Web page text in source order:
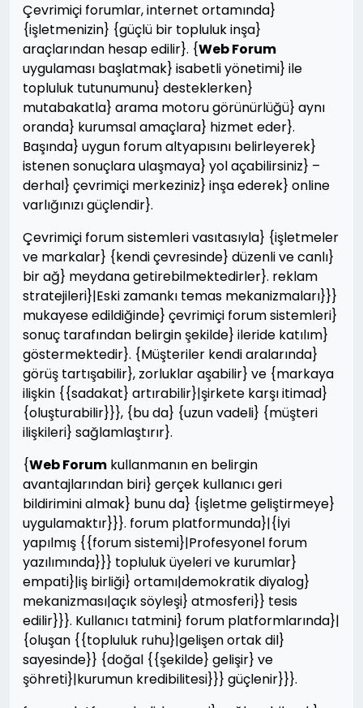
Çevrimiçi forumlar, internet ortamında}
{işletmenizin} {güçlü bir topluluk inşa}
araçlarından hesap edilir}. {Web Forum
uygulaması başlatmak} isabetli yönetimi} ile
topluluk tutunumunu} desteklerken}
mutabakatla} arama motoru görünürlüğü} aynı
oranda} kurumsal amaçlara} hizmet eder}.
Başında} uygun forum altyapısını belirleyerek}
istenen sonuçlara ulaşmaya} yol açabilirsiniz} –
derhal} çevrimiçi merkeziniz} inşa ederek} online
varlığınızı güçlendir}.
Çevrimiçi forum sistemleri vasıtasıyla} {işletmeler
ve markalar} {kendi çevresinde} düzenli ve canlı}
bir ağ} meydana getirebilmektedirler}. reklam
stratejileri}|Eski zamankı temas mekanizmaları}}}
mukayese edildiğinde} çevrimiçi forum sistemleri}
sonuç tarafından belirgin şekilde} ileride katılım}
göstermektedir}. {Müşteriler kendi aralarında}
görüş tartışabilir}, zorluklar aşabilir} ve {markaya
ilişkin {{sadakat} artırabilir}|şirkete karşı itimad}
{oluşturabilir}}}, {bu da} {uzun vadeli} {müşteri
ilişkileri} sağlamlaştırır}.
{Web Forum kullanmanın en belirgin
avantajlarından biri} gerçek kullanıcı geri
bildirimini almak} bunu da} {işletme geliştirmeye}
uygulamaktır}}}. forum platformunda}|{İyi
yapılmış {{forum sistemi}|Profesyonel forum
yazılımında}}} topluluk üyeleri ve kurumlar}
empati}|iş birliği} ortamı|demokratik diyalog}
mekanizması|açık söyleşi} atmosferi}} tesis
edilir}}}. Kullanıcı tatmini} forum platformlarında}|
{oluşan {{topluluk ruhu}|gelişen ortak dil}
sayesinde}} {doğal {{şekilde} gelişir} ve
şöhreti}|kurumun kredibilitesi}}} güçlenir}}}.